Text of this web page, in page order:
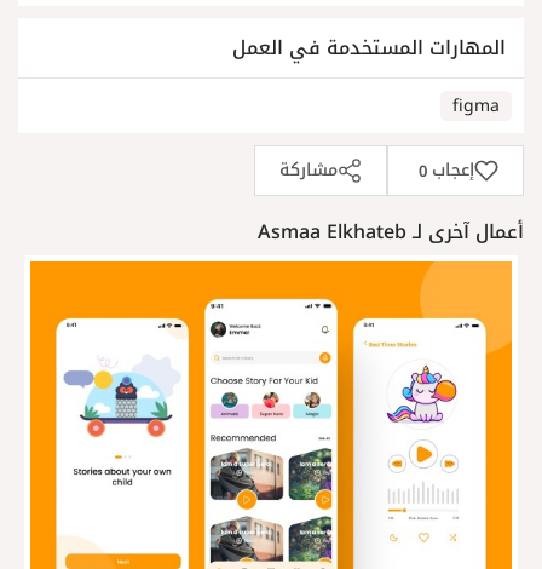
المهارات المستخدمة في العمل
figma
إعجاب 0 مشاركة
أعمال آخرى لـ Asmaa Elkhateb